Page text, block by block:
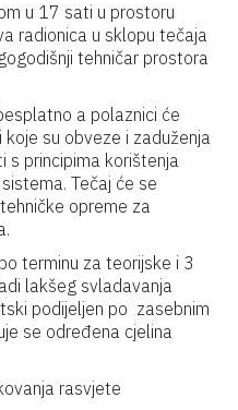
u 17 sati u prostoru
radionica u sklopu tečaja
tehničar prostora
a polaznici će
su obveze i zaduženja
s principima korištenja
Tečaj će se
opreme za
terminu za teorijske i 3
lakšeg svladavanja
podijeljen po zasebnim
se određena cjelina
rasvjete